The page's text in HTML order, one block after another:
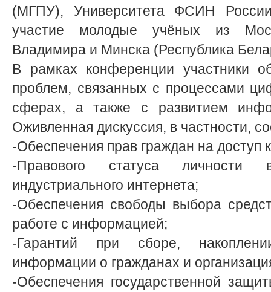
(МГПУ), Университета ФСИН
участие молодые учёных из
Владимира и Минска (Республика
В рамках конференции участники
проблем, связанных с процессами
сферах, а также с развитием
Оживленная дискуссия, в частности,
-Обеспечения прав граждан на доступ
-Правового статуса личности
индустриального интернета;
-Обеспечения свободы выбора
работе с информацией;
-Гарантий при сборе,
информации о гражданах и
-Обеспечения государственной